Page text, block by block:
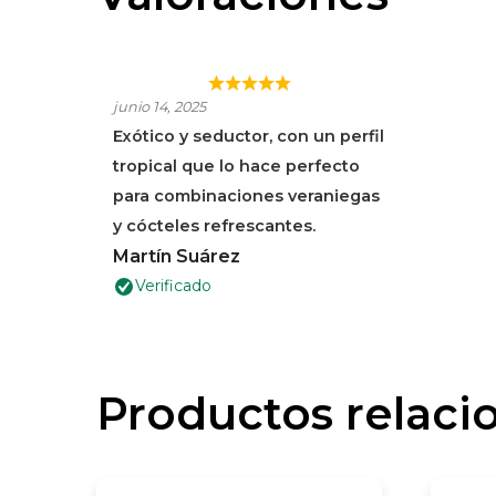
EL MEJOR PARA
MEZCLAR,
INCREÍBLEMENTE
SUAVE Y
EQUILIBRADO.
junio 14, 2025
Exótico y seductor, con un perfil
tropical que lo hace perfecto
para combinaciones veraniegas
y cócteles refrescantes.
Martín Suárez
Verificado
Productos